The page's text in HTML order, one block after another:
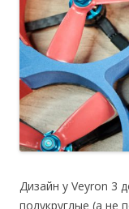
Дизайн у Veyron 3
полукруглые (а не